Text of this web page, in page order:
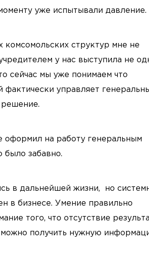
уже испытывали давление.
структур мне не
у нас выступила не
сейчас мы уже понимаем что
фактически управляет
решение.
оформил на работу генеральным
было забавно.
в дальнейшей жизни, но
в бизнесе. Умение правильно
того, что отсутствие
можно получить нужную